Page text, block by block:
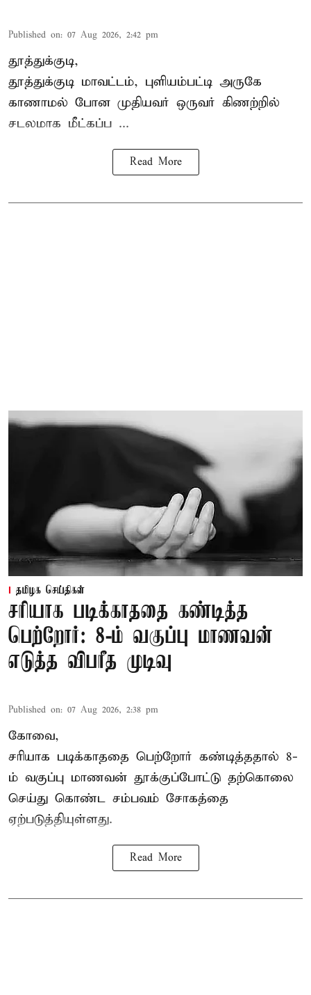
Published on: 07 Aug 2026, 2:42 pm
தூத்துக்குடி,
தூத்துக்குடி மாவட்டம், புளியம்பட்டி அருகே
காணாமல் போன முதியவர் ஒருவர் கிணற்றில்
சடலமாக மீட்கப்ப ...
Read More
தமிழக செய்திகள்
சரியாக படிக்காததை கண்டித்த
பெற்றோர்: 8-ம் வகுப்பு மாணவன்
எடுத்த விபரீத முடிவு
Published on: 07 Aug 2026, 2:38 pm
கோவை,
சரியாக படிக்காததை பெற்றோர் கண்டித்ததால் 8-
ம் வகுப்பு மாணவன் தூக்குப்போட்டு தற்கொலை
செய்து கொண்ட சம்பவம் சோகத்தை
ஏற்படுத்தியுள்ளது.
Read More